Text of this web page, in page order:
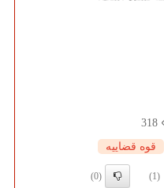
318
قوه قضاییه
(1)
(0)